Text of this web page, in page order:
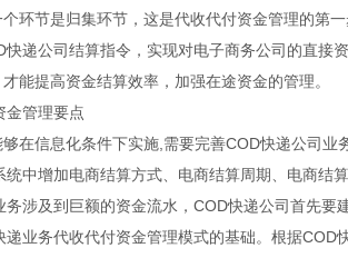
环节是归集环节，这是代收代付资金管理的第
递公司结算指令，实现对电子商务公司的直
能提高资金结算效率，加强在途资金的管理。
金管理要点
在信息化条件下实施,需要完善COD快递公司
中增加电商结算方式、电商结算周期、电商
涉及到巨额的资金流水，COD快递公司首先
业务代收代付资金管理模式的基础。根据